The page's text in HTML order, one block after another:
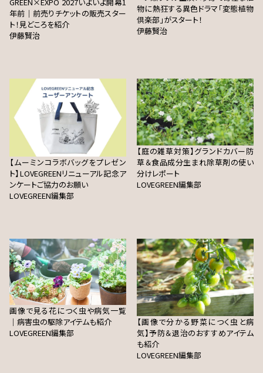
年前｜前売りチケットの販売スター
ト！見どころを紹介
伊藤賢治
物に熱狂する異色ドラマ「変態植物
倶楽部」がスタート！
伊藤賢治
【ムーミンコラボバッグをプレゼン
ト】LOVEGREENリニューアル記念ア
ンケートご協力のお願い
LOVEGREEN編集部
【庭の雑草対策】グランドカバー防
草＆食品成分生まれ除草剤の使い
分けレポート
LOVEGREEN編集部
画像で見る花につく虫や病気一覧
｜病害虫の駆除アイテムも紹介
LOVEGREEN編集部
【画像で分かる野菜につく虫と病
気】予防＆退治のおすすめアイテム
も紹介
LOVEGREEN編集部